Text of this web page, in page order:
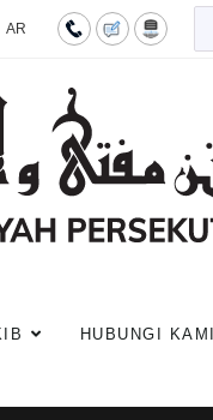
AR
HUBUNGI KAMI